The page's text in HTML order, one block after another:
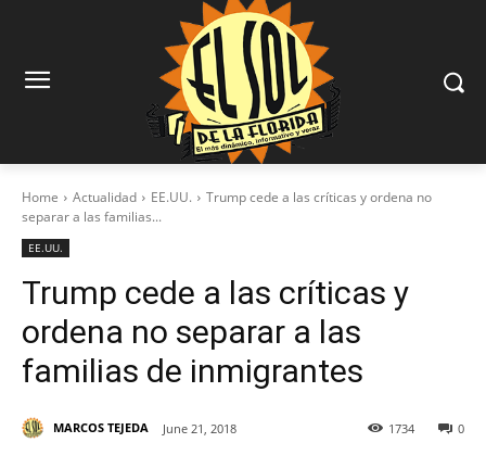
Home Actualidad EE.UU.
Trump cede a las críticas y ordena no
separar a las familias...
EE.UU.
Trump cede a las críticas y
ordena no separar a las
familias de inmigrantes
MARCOS TEJEDA June 21, 2018 0
1734